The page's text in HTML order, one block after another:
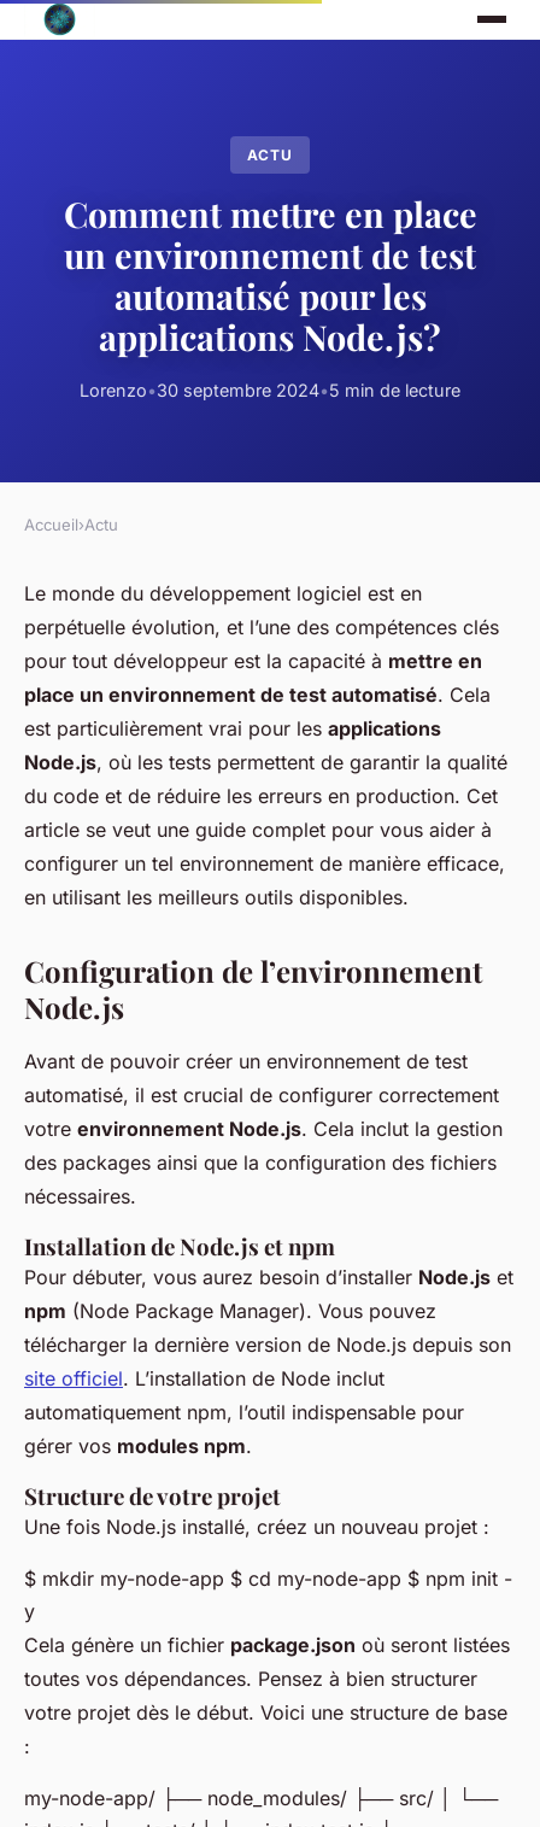
ACTU
Comment mettre en place
un environnement de test
automatisé pour les
applications Node.js?
Lorenzo•30 septembre 2024•5 min de lecture
Accueil›Actu
Le monde du développement logiciel est en
perpétuelle évolution, et l’une des compétences clés
pour tout développeur est la capacité à mettre en
place un environnement de test automatisé. Cela
est particulièrement vrai pour les applications
Node.js, où les tests permettent de garantir la qualité
du code et de réduire les erreurs en production. Cet
article se veut une guide complet pour vous aider à
configurer un tel environnement de manière efficace,
en utilisant les meilleurs outils disponibles.
Configuration de l’environnement
Node.js
Avant de pouvoir créer un environnement de test
automatisé, il est crucial de configurer correctement
votre environnement Node.js. Cela inclut la gestion
des packages ainsi que la configuration des fichiers
nécessaires.
Installation de Node.js et npm
Pour débuter, vous aurez besoin d’installer Node.js et
npm (Node Package Manager). Vous pouvez
télécharger la dernière version de Node.js depuis son
site officiel. L’installation de Node inclut
automatiquement npm, l’outil indispensable pour
gérer vos modules npm.
Structure de votre projet
Une fois Node.js installé, créez un nouveau projet :
$ mkdir my-node-app $ cd my-node-app $ npm init -
y
Cela génère un fichier package.json où seront listées
toutes vos dépendances. Pensez à bien structurer
votre projet dès le début. Voici une structure de base
:
my-node-app/ ├── node_modules/ ├── src/ │ └──